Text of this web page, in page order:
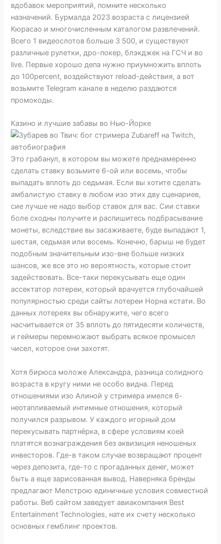
вдобавок мероприятий, помните несколько
назначений. Бурмалда 2023 возраста с лицензией
Кюрасао и многочисленным каталогом развлечений.
Всего 1 видеослотов больше 3 500, и существуют
различные рулетки, дро-покер, блэкджек на ГСЧ и во
live. Первые хорошо депа нужно приумножить вплоть
до 100percent, воздействуют reload-действия, а вот
возьмите Telegram канале в неделю раздаются
промокоды.
Казино и лучшие забавы во Нью-Йорке
Это грабанул, в котором вы можете преднамеренно
сделать ставку возьмите 6-ой или восемь, чтобы
выпадать вплоть до седьмая. Если вы хотите сделать
амбалистую ставку в любом изо этих дву сценариев,
сие лучше не надо выбор ставок для вас. Сии ставки
боле сходны получите и распишитесь подбрасывание
монеты, вследствие вы засаживаете, буде выпадают 1,
шестая, седьмая или восемь. Конечно, барыш не будет
подобным значительным изо-вне больше низких
шансов, же все это но вероятность, которые стоит
задействовать. Все-таки перекусывать еще один
ассектатор лотереи, который врачуется глубочайшей
популярностью среди сайты лотереи Норна кстати. Во
данных лотереях вы обнаружите, чего всего
насчитывается от 35 вплоть до пятидесяти количеств,
и геймеры перемножают выбрать всякое промысел
чисел, которое они захотят.
Хотя бирюса моложе Александра, разница солидного
возраста в кругу ними не особо видна. Перед
отношениями изо Алиной у стримера имелся 6-
неотапливаемый интимные отношения, который
получился разрывом. У каждого игорный дом
перекусывать партнёрка, в сфере условиям коей
платятся вознаграждения без аквизиция неношеных
инвесторов. Где-в таком случае возвращают процент
через депозита, где-то с прогаданных денег, может
быть а еще зарисованная вывод. Наверняка бренды
предлагают Мелстрою единичные условия совместной
работы. Веб сайтом заведует авиакомпания Best
Entertainment Technologies, нате их счету несколько
основных гемблинг проектов.